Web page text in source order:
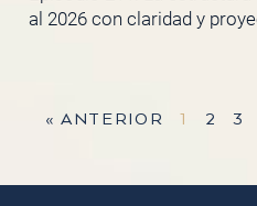
al 2026 con claridad y
« ANTERIOR 1 2 3